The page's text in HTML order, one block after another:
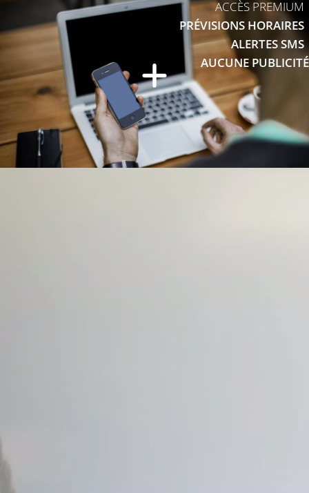
ACCÈS PREMIUM
PRÉVISIONS HORAIRES
ALERTES SMS
AUCUNE PUBLICITÉ